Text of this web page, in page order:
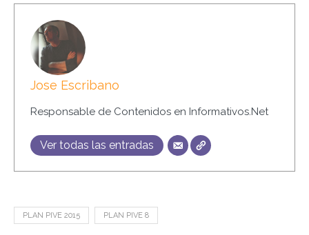
Jose Escribano
Responsable de Contenidos en Informativos.Net
Ver todas las entradas
PLAN PIVE 2015 PLAN PIVE 8